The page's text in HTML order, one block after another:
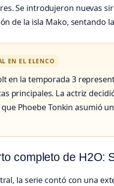
Se introdujeron nuevas
de la isla Mako, sentando
EN EL ELENCO
en la temporada 3
principales. La actriz
Phoebe Tonkin asumió
completo de H2O:
la serie contó con una